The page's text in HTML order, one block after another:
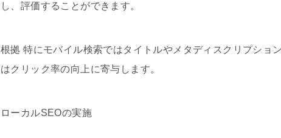
し、評価することができます。
根拠 特にモバイル検索ではタイトルやメタディスクリプショ
はクリック率の向上に寄与します。
ローカルSEOの実施